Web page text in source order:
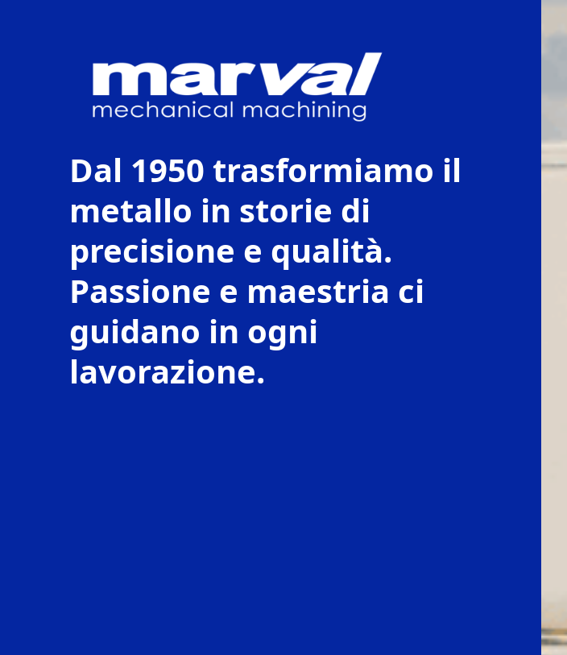
Dal 1950 trasformiamo il
metallo in storie di
precisione e qualità.
Passione e maestria ci
guidano in ogni
lavorazione.